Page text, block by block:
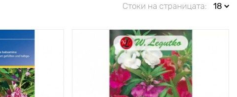
Стоки на страницата: 18
популярна за
цветна леха и
бордюр
Местоположение
Височина на
растението
50 - 60 см